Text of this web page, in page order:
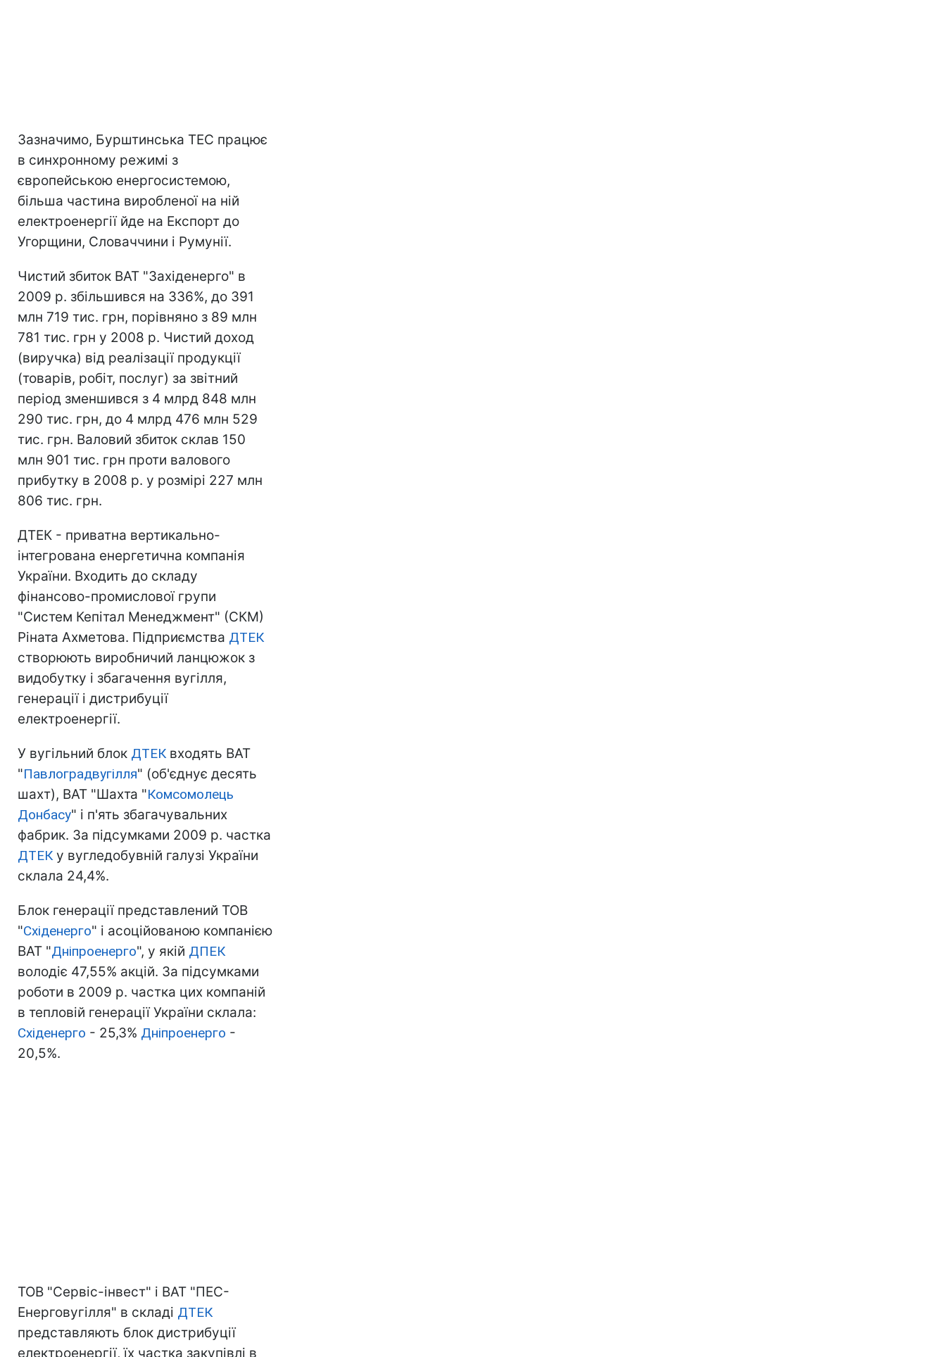
Зазначимо, Бурштинська ТЕС працює
в синхронному режимі з
європейською енергосистемою,
більша частина виробленої на ній
електроенергії йде на Експорт до
Угорщини, Словаччини і Румунії.
Чистий збиток ВАТ "Захiденерго" в
2009 р. збільшився на 336%, до 391
млн 719 тис. грн, порівняно з 89 млн
781 тис. грн у 2008 р. Чистий доход
(виручка) від реалізації продукції
(товарів, робіт, послуг) за звітний
період зменшився з 4 млрд 848 млн
290 тис. грн, до 4 млрд 476 млн 529
тис. грн. Валовий збиток склав 150
млн 901 тис. грн проти валового
прибутку в 2008 р. у розмірі 227 млн
806 тис. грн.
ДТЕК - приватна вертикально-
інтегрована енергетична компанія
України. Входить до складу
фінансово-промислової групи
"Систем Кепітал Менеджмент" (СКМ)
Ріната Ахметова. Підприємства ДТЕК
створюють виробничий ланцюжок з
видобутку і збагачення вугілля,
генерації і дистрибуції
електроенергії.
У вугільний блок ДТЕКвходять ВАТ
"Павлоградвугілля" (об'єднує десять
шахт), ВАТ "Шахта "Комсомолець
Донбасу" і п'ять збагачувальних
фабрик. За підсумками 2009 р. частка
ДТЕКу вугледобувній галузі України
склала 24,4%.
Блок генерації представлений ТОВ
"Східенерго" і асоційованою компанією
ВАТ "Дніпроенерго", у якій ДПЕК
володіє 47,55% акцій. За підсумками
роботи в 2009 р. частка цих компаній
в тепловій генерації України склала:
Східенерго - 25,3% Дніпроенерго -
20,5%.
ТОВ "Сервіс-інвест" і ВАТ "ПЕС-
Енерговугілля" в складі ДТЕК
представляють блок дистрибуції
електроенергії, їх частка закупівлі в